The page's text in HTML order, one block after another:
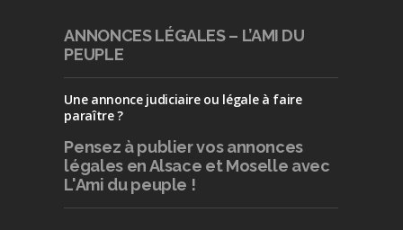
ANNONCES LÉGALES – L’AMI DU
PEUPLE
Une annonce judiciaire ou légale à faire
paraître ?
Pensez à publiervos annonces
légales en Alsace et Moselle avec
L'Ami du peuple !